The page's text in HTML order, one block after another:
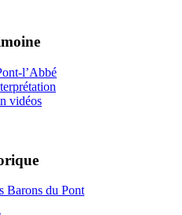
l’Abbé
vidéos
Barons du Pont